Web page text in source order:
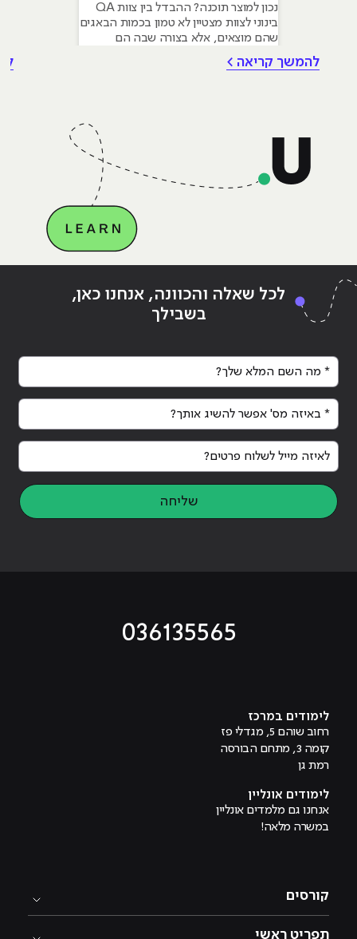
נכון למוצר תוכנה? ההבדל בין צוות QA
בינוני לצוות מצטיין לא טמון בכמות הבאגים
שהם מוצאים, אלא בצורה שבה הם
Continue reading
QA והאוטומציה"
להמשך קריאה >
לכל שאלה והכוונה, אנחנו כאן,
בשבילך
* מה השם המלא שלך?
* באיזה מס' אפשר להשיג אותך?
לאיזה מייל לשלוח פרטים?
שליחה
036135565
לימודים במרכז
רחוב שוהם 5, מגדלי פז
קומה 3, מתחם הבורסה
רמת גן
לימודים אונליין
אנחנו גם מלמדים אונליין
במשרה מלאה!
קורסים
תפריט ראשי